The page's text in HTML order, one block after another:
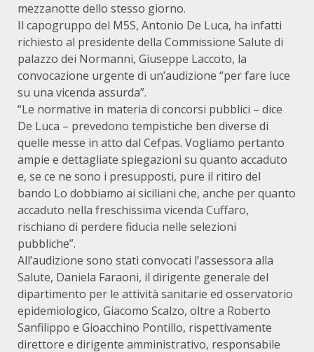
mezzanotte dello stesso giorno.
Il capogruppo del M5S, Antonio De Luca, ha infatti
richiesto al presidente della Commissione Salute di
palazzo dei Normanni, Giuseppe Laccoto, la
convocazione urgente di un’audizione “per fare luce
su una vicenda assurda”.
“Le normative in materia di concorsi pubblici – dice
De Luca – prevedono tempistiche ben diverse di
quelle messe in atto dal Cefpas. Vogliamo pertanto
ampie e dettagliate spiegazioni su quanto accaduto
e, se ce ne sono i presupposti, pure il ritiro del
bando Lo dobbiamo ai siciliani che, anche per quanto
accaduto nella freschissima vicenda Cuffaro,
rischiano di perdere fiducia nelle selezioni
pubbliche”.
All’audizione sono stati convocati l’assessora alla
Salute, Daniela Faraoni, il dirigente generale del
dipartimento per le attività sanitarie ed osservatorio
epidemiologico, Giacomo Scalzo, oltre a Roberto
Sanfilippo e Gioacchino Pontillo, rispettivamente
direttore e dirigente amministrativo, responsabile